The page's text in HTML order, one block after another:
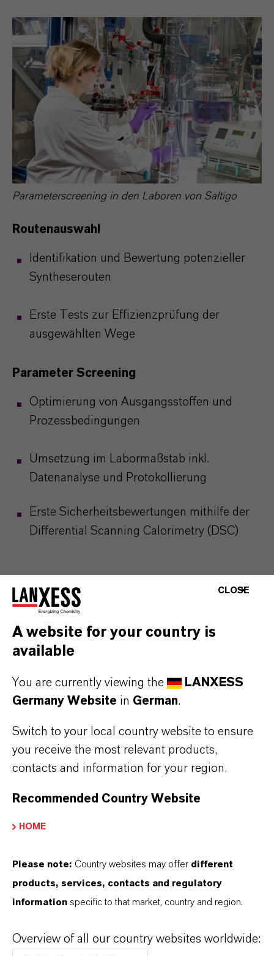
Parameterscreening in den Laboren von Saltigo
Routenauswahl
Identifikation und Bewertung potenzieller
Syntheserouten
Erste Tests zur Effizienzprüfung der
ausgewählten Wege
Parameter Screening
Optimierung von Ausgangsstoffen und
Prozessbedingungen
Umsetzung im Labormaßstab inkl.
Datenanalyse und Protokollierung
Erste Sicherheitsbewertungen mithilfe der
Differential Scanning Calorimetry (DSC)
Chargenproduktion im Labormaßstab – durchgeführt
Machbarkeitsbewertung kontinuierlicher
Prozessführung
Herstellung erster Produktchargen im
optimierten Prozessparametern
CLOSE
A website for your country is
available
You are currently viewing the
LANXESS
Germany Website in German.
Switch to your local country website to ensure
you receive the most relevant products,
contacts and information for your region.
Recommended Country Website
HOME
Please note: Country websites may offer different
products, services, contacts and regulatory
information specific to that market, country and region.
Overview of all our country websites worldwide: